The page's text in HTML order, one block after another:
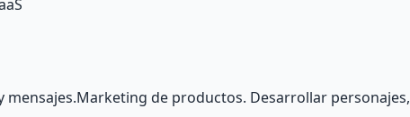
de productos. Desarrollar personajes,